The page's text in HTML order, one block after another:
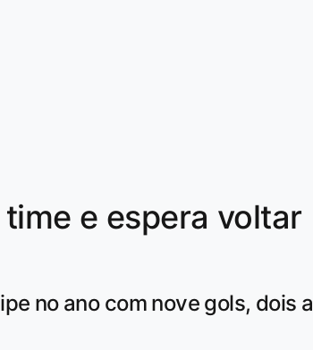
e espera voltar
no ano com nove gols, dois a